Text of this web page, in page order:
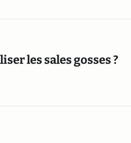
les sales gosses ?